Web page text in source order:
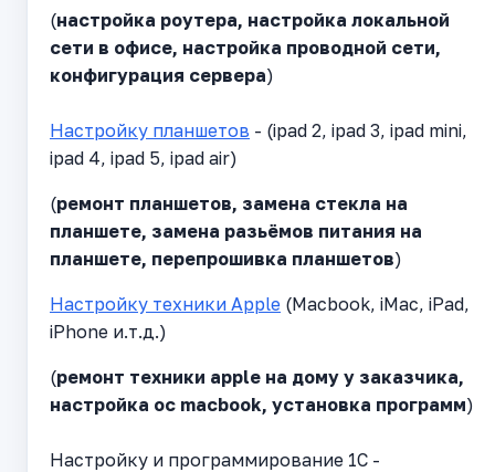
(настройка роутера, настройка локальной
сети в офисе, настройка проводной сети,
конфигурация сервера)
Настройку планшетов - (ipad 2, ipad 3, ipad mini,
ipad 4, ipad 5, ipad air)
(ремонт планшетов, замена стекла на
планшете, замена разьёмов питания на
планшете, перепрошивка планшетов)
Настройку техники Apple (Macbook, iMac, iPad,
iPhone и.т.д.)
(ремонт техники apple на дому у заказчика,
настройка ос macbook, установка программ)
Настройку и программирование 1С -